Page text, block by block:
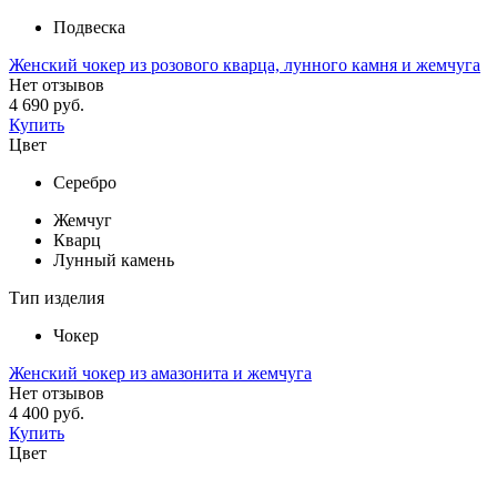
Подвеска
Женский чокер из розового кварца, лунного камня и жемчуга
Нет отзывов
4 690 руб.
Купить
Цвет
Серебро
Жемчуг
Кварц
Лунный камень
Тип изделия
Чокер
Женский чокер из амазонита и жемчуга
Нет отзывов
4 400 руб.
Купить
Цвет